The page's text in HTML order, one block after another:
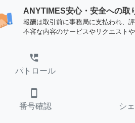
ANYTIMES安心・安全への取
報酬は取引前に事務局に支払われ、
不審な内容のサービスやリクエスト
perm_phone_msg
パトロール
smartphone
番号確認 シ